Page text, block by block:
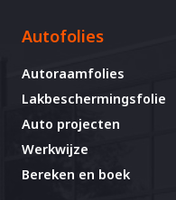
Autofolies
Autoraamfolies
Lakbeschermingsfolie
Auto projecten
Werkwijze
Bereken en boek